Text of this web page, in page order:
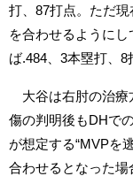
打、87打点。ただ
を合わせるように
ば.484、3本塁打、8
大谷は右肘の治療
傷の判明後もDHで
が想定する“MVPを
合わせるとなった場